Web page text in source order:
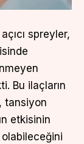
spreyler,
Bu ilaçların
tansiyon
etkisinin